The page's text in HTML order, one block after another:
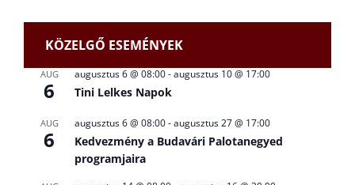
KÖZELGŐ ESEMÉNYEK
AUG
6
augusztus 6 @ 08:00-augusztus 10 @ 17:00
Tini Lelkes Napok
AUG
6
augusztus 6 @ 08:00-augusztus 27 @ 17:00
Kedvezmény a Budavári Palotanegyed
programjaira